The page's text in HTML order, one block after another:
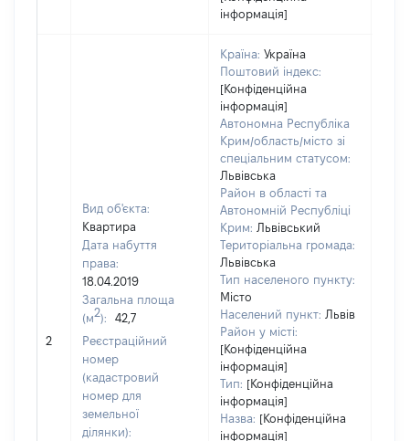
інформація]
2
Вид об'єкта:
Квартира
Дата набуття
права:
18.04.2019
Загальна площа
(м2):
42,7
Реєстраційний
номер
(кадастровий
номер для
земельної
ділянки):
Країна: Україна
Поштовий індекс:
[Конфіденційна
інформація]
Автономна Республіка
Крим/область/місто зі
спеціальним статусом:
Львівська
Район в області та
Автономній Республіці
Крим: Львівський
Територіальна громада:
Львівська
Тип населеного пункту:
Місто
Населений пункт: Львів
Район у місті:
[Конфіденційна
інформація]
Тип: [Конфіденційна
інформація]
Назва: [Конфіденційна
інформація]